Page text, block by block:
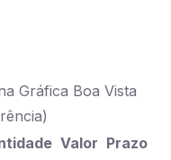
Gráfica Boa Vista
Valor Prazo